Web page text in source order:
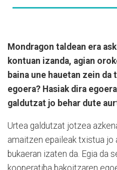
Mondragon taldean era
kontuan izanda, agian
baina une hauetan zein da
egoera? Hasiak dira
galdutzat jo behar dute
Urtea galdutzat jotzea
amaitzen epaileak txistua jo
bukaeran izaten da. Egia da